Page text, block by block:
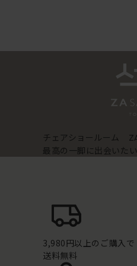
チェアショールーム
最高の一脚に出会いた
3,980円以上のご購入で
送料無料